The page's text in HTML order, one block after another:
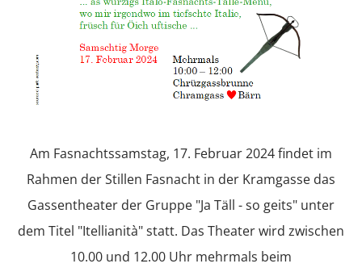
Am Fasnachtssamstag, 17. Februar 2024 findet im
Rahmen der Stillen Fasnacht in der Kramgasse das
Gassentheater der Gruppe "Ja Täll - so geits" unter
dem Titel "Itellianità" statt. Das Theater wird zwischen
10.00 und 12.00 Uhr mehrmals beim